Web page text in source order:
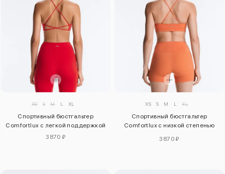
XS S M L XL
Спортивный бюстгальтер
Comfortlux с легкой поддержкой
3870 ₽
XS S M L XL
Спортивный бюстгальтер
Comfortlux с низкой степенью
3870 ₽